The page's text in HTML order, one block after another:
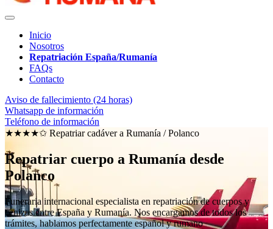
Inicio
Nosotros
Repatriación España/Rumanía
FAQs
Contacto
Aviso de fallecimiento (24 horas)
Whatsapp de información
Teléfono de información
★★★★✩ Repatriar cadáver a Rumanía /Polanco
Repatriar cuerpo a Rumanía desde
Polanco
Funeraria internacional especialista en repatriación de cuerpos y
cenizas entre España y Rumanía. Nos encargamos de todos los
trámites, hablamos perfectamente español y rumano